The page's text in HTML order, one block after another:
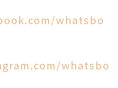
whatsbo
whatsbo